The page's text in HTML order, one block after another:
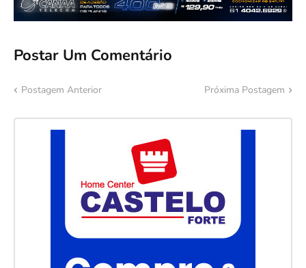
Postar Um Comentário
Postagem Anterior Próxima Postagem